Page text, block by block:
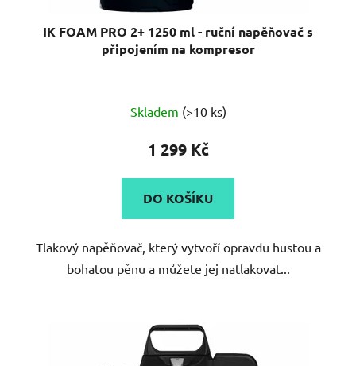
IK FOAM PRO 2+ 1250 ml - ruční napěňovač s
připojením na kompresor
hodnocení
produktu
5,0
z
hvězdiček.
Skladem (>10 ks)
1 299 Kč
DO KOŠÍKU
Tlakový napěňovač, který vytvoří opravdu hustou a
bohatou pěnu a můžete jej natlakovat...